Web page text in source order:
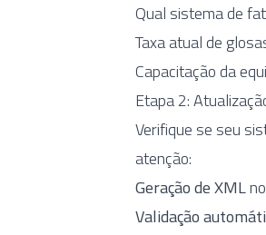
Qual sistema de
Taxa atual de
Capacitação da
Etapa 2:
Verifique se seu
atenção:
Geração de XML
Validação